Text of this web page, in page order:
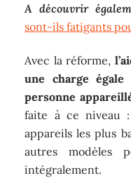
A découvrir
sont-ils fatigants
Avec la réforme,
une charge
personne
faite à ce niveau
appareils les plus
autres modèles
intégralement.